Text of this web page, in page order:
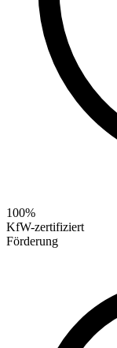
100%
KfW-zertifiziert
Förderung